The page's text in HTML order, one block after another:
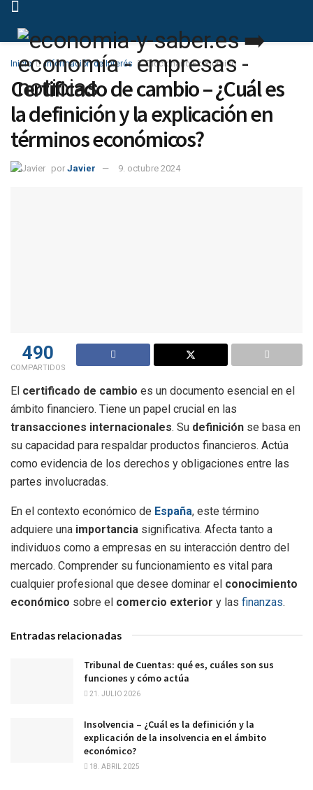
Inicio Información de Interés Diccionario Económico
Certificado de cambio – ¿Cuál es
la definición y la explicación en
términos económicos?
por Javier 9. octubre 2024
490
COMPARTIDOS
El certificado de cambio es un documento esencial en el
ámbito financiero. Tiene un papel crucial en las
transacciones internacionales. Su definición se basa en
su capacidad para respaldar productos financieros. Actúa
como evidencia de los derechos y obligaciones entre las
partes involucradas.
En el contexto económico de España, este término
adquiere una importancia significativa. Afecta tanto a
individuos como a empresas en su interacción dentro del
mercado. Comprender su funcionamiento es vital para
cualquier profesional que desee dominar el conocimiento
económico sobre el comercio exterior y las finanzas.
Entradas relacionadas
Tribunal de Cuentas: qué es, cuáles son sus
funciones y cómo actúa
21. JULIO 2026
Insolvencia – ¿Cuál es la definición y la
explicación de la insolvencia en el ámbito
económico?
18. ABRIL 2025